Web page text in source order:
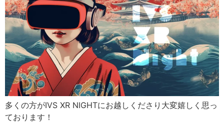
多くの方がIVS XR NIGHTにお越しくださり大変嬉しく思っ
ております！